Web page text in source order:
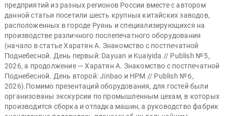
предприятий из разных регионов России вместе с автором
данной статьи посетили шесть крупных китайских заводов,
расположенных в городе Руянь и специализирующихся на
производстве различного послепечатного оборудования
(начало в статье Харатян А. Знакомство с постпечатной
Поднебесной. День первый: Dayuan и Kuaiyida // Publish № 5,
2026, а продолжение — Харатян А. Знакомство с постпечатной
Поднебесной. День второй: Jinbao и HPM // Publish № 6,
2026).Помимо презентаций оборудования, для гостей были
организованы экскурсии по промышленным цехам, в которых
производится сборка и отладка машин, а руководство фабрик